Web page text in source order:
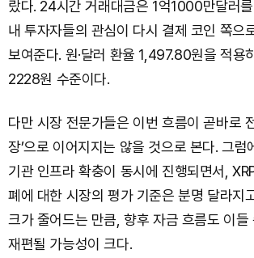
랐다. 24시간 거래대금은 1억1000만달러
내 투자자들의 관심이 다시 결제 코인 쪽으
보여준다. 원·달러 환율 1,497.80원을 적용
2228원 수준이다.
다만 시장 전문가들은 이번 흐름이 곧바로
장’으로 이어지지는 않을 것으로 본다. 그럼
기관 인프라 확충이 동시에 진행되면서,
폐에 대한 시장의 평가 기준은 분명 달라지
크가 줄어드는 만큼, 향후 자금 흐름도 이들
재편될 가능성이 크다.